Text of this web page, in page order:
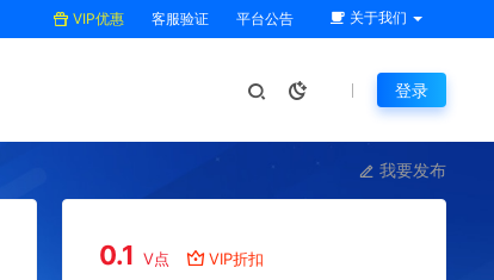
VIP优惠 客服验证 平台公告 关于我们
登录
我要发布
0.1 V点 VIP折扣